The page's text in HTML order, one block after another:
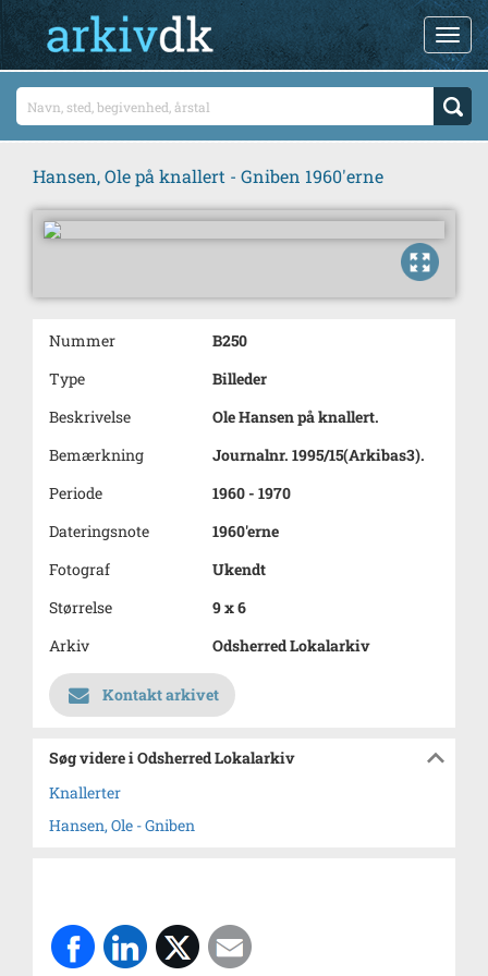
Hansen, Ole på knallert - Gniben 1960'erne
Nummer
B250
Type
Billeder
Beskrivelse
Ole Hansen på knallert.
Bemærkning
Journalnr. 1995/15(Arkibas3).
Periode
1960 - 1970
Dateringsnote
1960'erne
Fotograf
Ukendt
Størrelse
9 x 6
Arkiv
Odsherred Lokalarkiv
Kontakt arkivet
Søg videre i Odsherred Lokalarkiv
Knallerter
Hansen, Ole - Gniben